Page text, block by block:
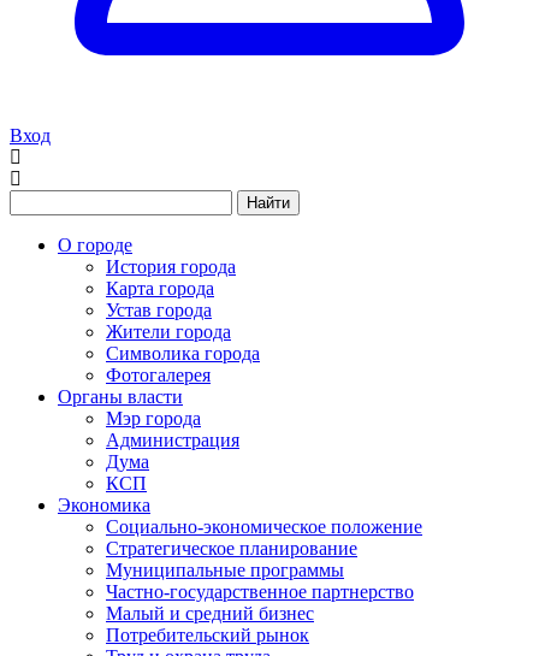
Вход
Найти
О городе
История города
Карта города
Устав города
Жители города
Символика города
Фотогалерея
Органы власти
Мэр города
Администрация
Дума
КСП
Экономика
Социально-экономическое положение
Стратегическое планирование
Муниципальные программы
Частно-государственное партнерство
Малый и средний бизнес
Потребительский рынок